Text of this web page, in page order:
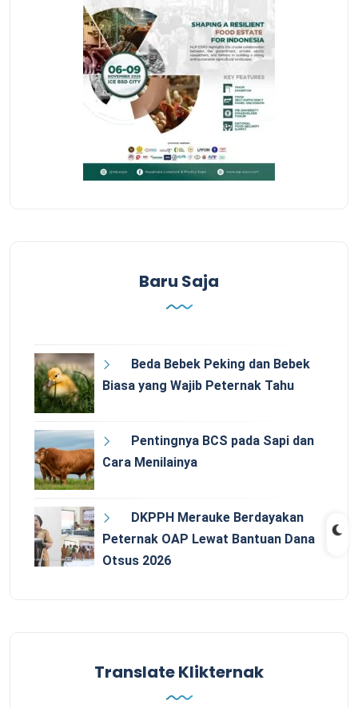
Baru Saja
Beda Bebek Peking dan Bebek
Biasa yang Wajib Peternak Tahu
Pentingnya BCS pada Sapi dan
Cara Menilainya
DKPPH Merauke Berdayakan
Peternak OAP Lewat Bantuan Dana
Otsus 2026
Translate Klikternak